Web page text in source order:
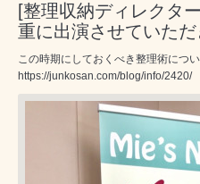
[整理収納ディレクタ
重に出演させていただ
この時期にしておくべき整理術につ
https://junkosan.com/blog/info/2420/